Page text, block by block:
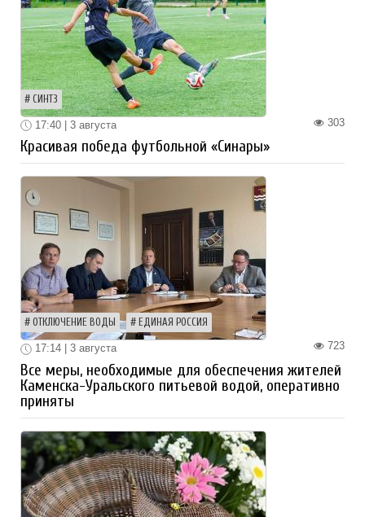
СИНТЗ
303
17:40 | 3 августа
Красивая победа футбольной «Синары»
ОТКЛЮЧЕНИЕ ВОДЫ ЕДИНАЯ РОССИЯ
723
17:14 | 3 августа
Все меры, необходимые для обеспечения жителей
Каменска-Уральского питьевой водой, оперативно
приняты